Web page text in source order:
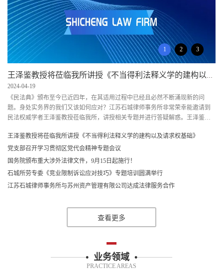
王泽鉴教授将莅临我所讲授《不当得利法释义学的建构以及请求权基础》
2024-04-19
《民法典》颁布至今已近四年，在其适用过程中已经且必然不断涌现新的问
题。身处实务界的我们又该如何应对？江苏石城律师事务所非常荣幸能邀请到
民法权威学者王泽鉴教授莅临我所，讲授相关专题并进行答疑解惑。王泽鉴教
生了深刻的影响，相信每一位法律人都非常期待能够现场聆听王泽鉴教授的精
彩讲授。值此百花竞放，春意盎然之际，江苏石城律师事务所精心
1 2 3
王泽鉴教授将莅临我所讲授《不当得利法释义学的建构以及请求权基础》
党支部召开学习贯彻区党代会精神专题会议
国务院颁布重大涉外法律文件，9月15日起施行！
石城所劳专委《竞业限制诉讼应对技巧》专题培训圆满举行
江苏石城律师事务所与苏州资产管理有限公司达成法律服务合作
查看更多
• 业务领域 •
PRACTICE AREAS